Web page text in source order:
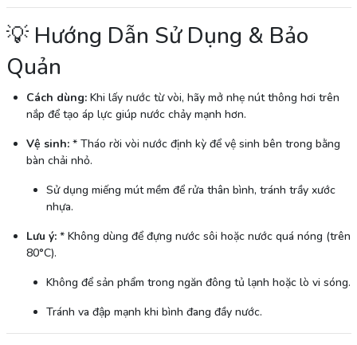
💡 Hướng Dẫn Sử Dụng & Bảo
Quản
Cách dùng:Khi lấy nước từ vòi, hãy mở nhẹ nút thông hơi trên
nắp để tạo áp lực giúp nước chảy mạnh hơn.
Vệ sinh:* Tháo rời vòi nước định kỳ để vệ sinh bên trong bằng
bàn chải nhỏ.
Sử dụng miếng mút mềm để rửa thân bình, tránh trầy xước
nhựa.
Lưu ý:* Không dùng để đựng nước sôi hoặc nước quá nóng (trên
80°C).
Không để sản phẩm trong ngăn đông tủ lạnh hoặc lò vi sóng.
Tránh va đập mạnh khi bình đang đầy nước.